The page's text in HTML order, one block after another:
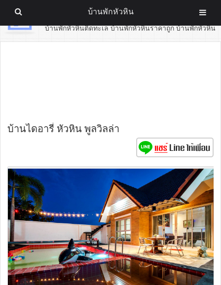
บ้านพักหัวหิน
บ้านพักหัวหินติดทะเล บ้านพักหัวหินราคาถูก บ้านพักหัวหิน
บ้านไดอารี่ หัวหิน พูลวิลล่า
บ้านพักหัวหิน